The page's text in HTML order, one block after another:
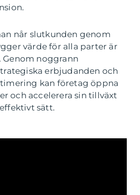
når slutkunden genom
värde för alla parter är
Genom noggrann
erbjudanden och
kan företag öppna
och accelerera sin tillväxt
sätt.